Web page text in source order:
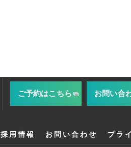
ご予約はこちら お問い合
採用情報 お問い合わせ プラ